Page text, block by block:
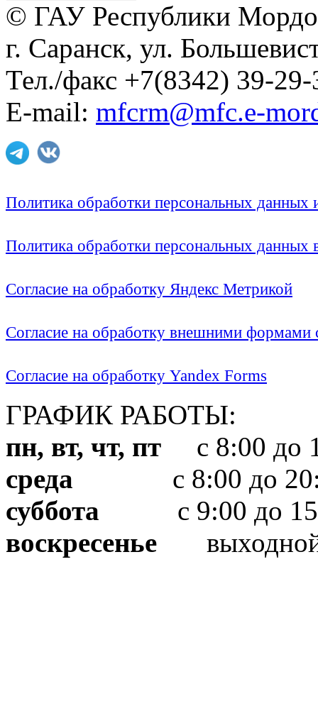
© ГАУ Республики
г. Саранск, ул.
Тел./факс +7(8342) 39-29-
E-mail: mfcrm@mfc.e-
Политика обработки персональных
Политика обработки персональных
Согласие на обработку Яндекс Метрикой
Согласие на обработку внешними формами
Согласие на обработку Yandex Forms
ГРАФИК РАБОТЫ:
пн, вт, чт, пт с 8:00 до
среда с 8:00 до
суббота с 9:00 до
воскресенье